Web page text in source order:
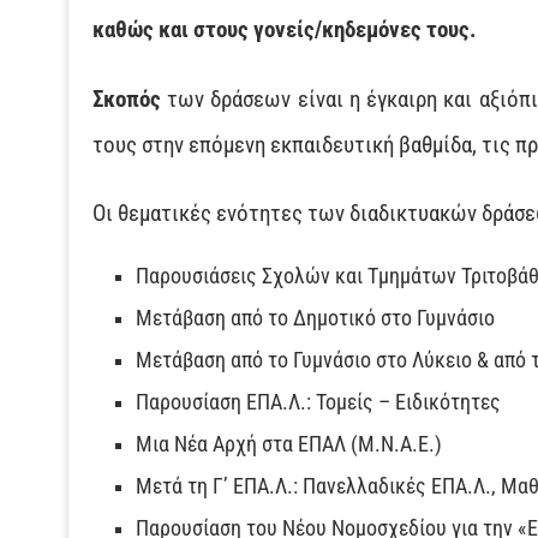
καθώς και στους γονείς/κηδεμόνες τους.
Σκοπόςτων δράσεων είναι η έγκαιρη και
τους στην επόμενη εκπαιδευτική βαθμίδα, τις
Οι θεματικές ενότητες των διαδικτυακών
Παρουσιάσεις Σχολών και Τμημάτων
Μετάβαση από το Δημοτικό στο Γυμνάσιο
Μετάβαση από το Γυμνάσιο στο Λύκειο & από
Παρουσίαση ΕΠΑ.Λ.: Τομείς – Ειδικότητες
Μια Νέα Αρχή στα ΕΠΑΛ (Μ.Ν.Α.Ε.)
Μετά τη Γ’ ΕΠΑ.Λ.: Πανελλαδικές ΕΠΑ.Λ.,
Παρουσίαση του Νέου Νομοσχεδίου για την